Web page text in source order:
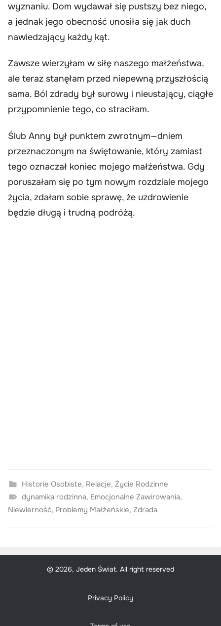
wyznaniu. Dom wydawał się pustszy bez niego,
a jednak jego obecność unosiła się jak duch
nawiedzający każdy kąt.
Zawsze wierzyłam w siłę naszego małżeństwa,
ale teraz stanęłam przed niepewną przyszłością
sama. Ból zdrady był surowy i nieustający, ciągłe
przypomnienie tego, co straciłam.
Ślub Anny był punktem zwrotnym—dniem
przeznaczonym na świętowanie, który zamiast
tego oznaczał koniec mojego małżeństwa. Gdy
poruszałam się po tym nowym rozdziale mojego
życia, zdałam sobie sprawę, że uzdrowienie
będzie długą i trudną podróżą.
Historie Osobiste, Relacje, Życie Rodzinne
dynamika rodzinna, Emocjonalne Zawirowania,
Niewierność, Problemy Małżeńskie, Zdrada
© 2026, Jeden Świat. All right reserved
Privacy Policy